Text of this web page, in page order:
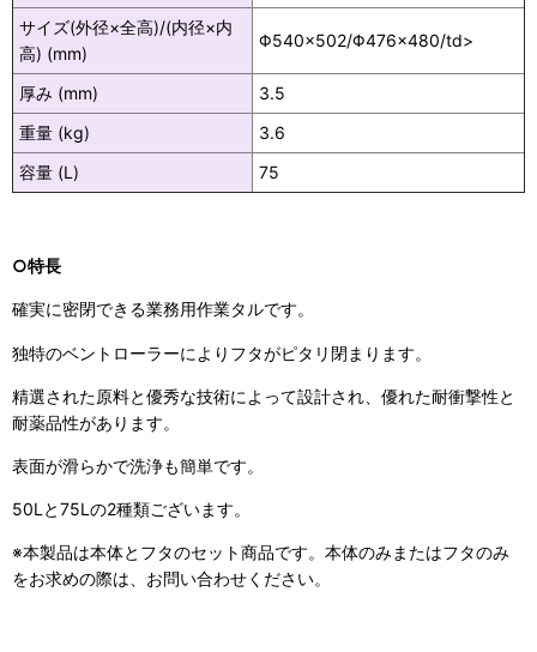
サイズ(外径×全高)/(内径×内
高) (mm)
Φ540×502/Φ476×480/td>
厚み (mm)
3.5
重量 (kg)
3.6
容量 (L)
75
○特長
確実に密閉できる業務用作業タルです。
独特のベントローラーによりフタがピタリ閉まります。
精選された原料と優秀な技術によって設計され、優れた耐衝撃性と
耐薬品性があります。
表面が滑らかで洗浄も簡単です。
50Lと75Lの2種類ございます。
※本製品は本体とフタのセット商品です。本体のみまたはフタのみ
をお求めの際は、お問い合わせください。